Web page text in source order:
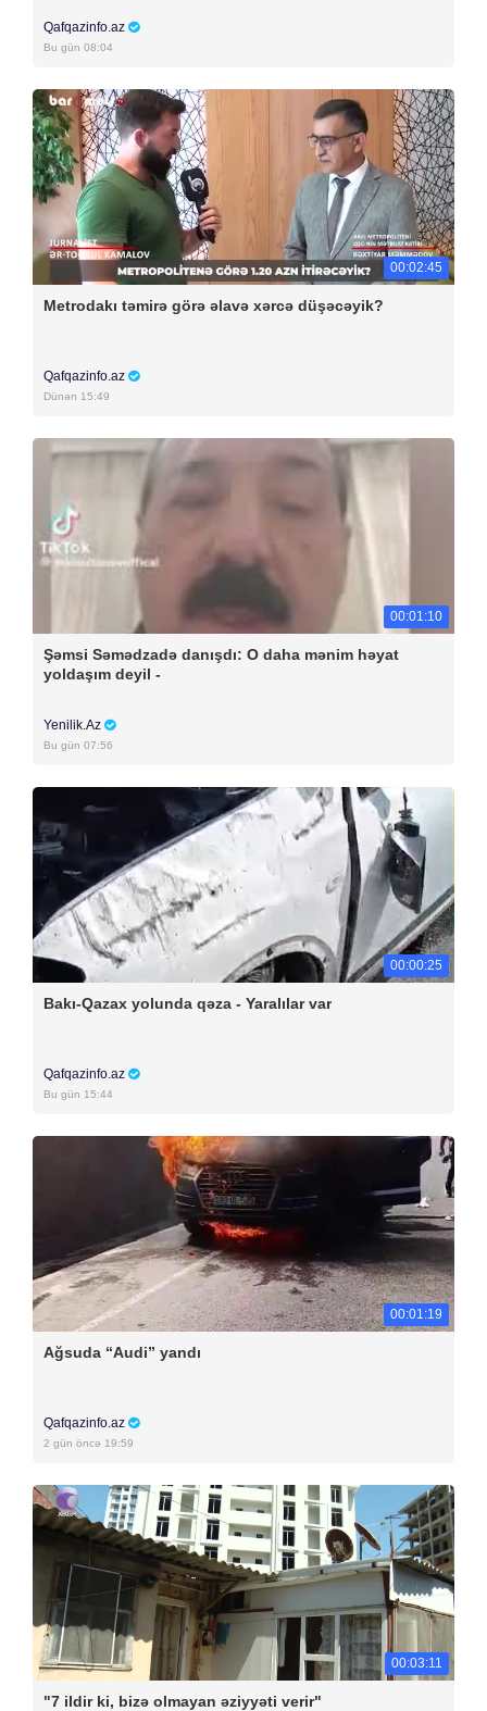
Qafqazinfo.az
Bu gün 08:04
00:02:45
Metrodakı təmirə görə əlavə xərcə düşəcəyik?
Qafqazinfo.az
Dünən 15:49
00:01:10
Şəmsi Səmədzadə danışdı: O daha mənim həyat
yoldaşım deyil -
Yenilik.Az
Bu gün 07:56
00:00:25
Bakı-Qazax yolunda qəza - Yaralılar var
Qafqazinfo.az
Bu gün 15:44
00:01:19
Ağsuda “Audi” yandı
Qafqazinfo.az
2 gün öncə 19:59
00:03:11
"7 ildir ki, bizə olmayan əziyyəti verir"